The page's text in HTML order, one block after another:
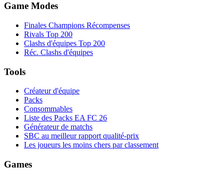
Game Modes
Finales Champions Récompenses
Rivals Top 200
Clashs d'équipes Top 200
Réc. Clashs d'équipes
Tools
Créateur d'équipe
Packs
Consommables
Liste des Packs EA FC 26
Générateur de matchs
SBC au meilleur rapport qualité-prix
Les joueurs les moins chers par classement
Games